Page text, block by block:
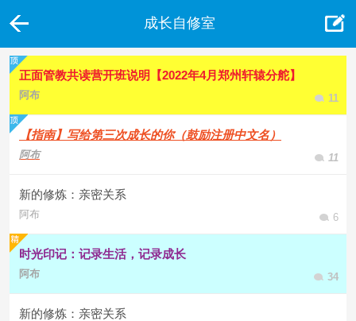
成长自修室
正面管教共读营开班说明【2022年4月郑州轩辕分舵】
阿布 11
【指南】写给第三次成长的你（鼓励注册中文名）
阿布 11
新的修炼：亲密关系
阿布 6
时光印记：记录生活，记录成长
阿布 34
新的修炼：亲密关系